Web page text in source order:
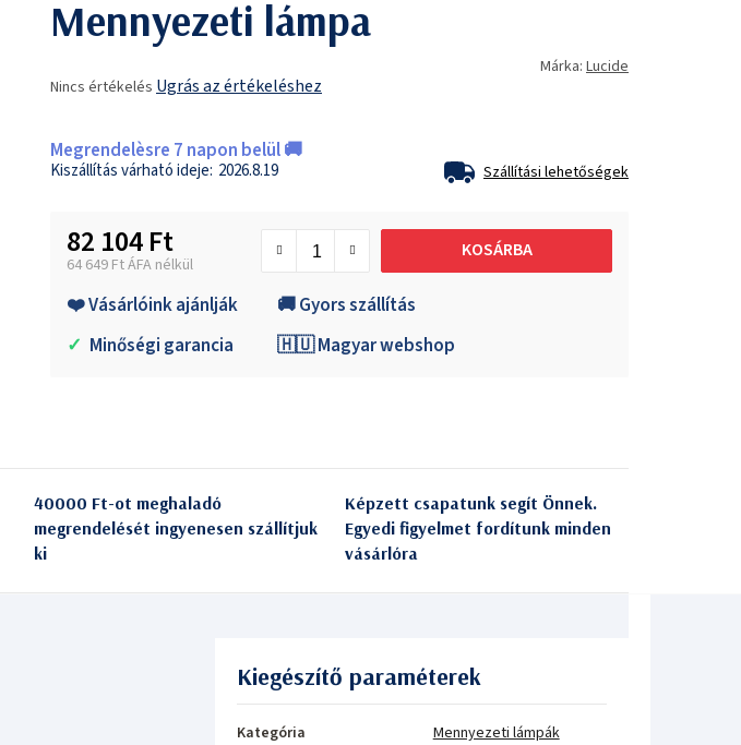
Mennyezeti lámpa
termék
értékelése
5-
csillag.
Nincs értékelés Ugrás az értékeléshez
Márka: Lucide
Megrendelèsre 7 napon belül 🚚
2026.8.19 Szállítási lehetőségek
82 104 Ft
64 649 Ft ÁFA nélkül
KOSÁRBA
❤️ Vásárlóink ajánlják
🚚 Gyors szállítás
✓ Minőségi garancia 🇭🇺 Magyar webshop
40000 Ft-ot meghaladó
megrendelését ingyenesen szállítjuk
ki
Képzett csapatunk segít Önnek.
Egyedi figyelmet fordítunk minden
vásárlóra
Kiegészítő paraméterek
Kategória Mennyezeti lámpák